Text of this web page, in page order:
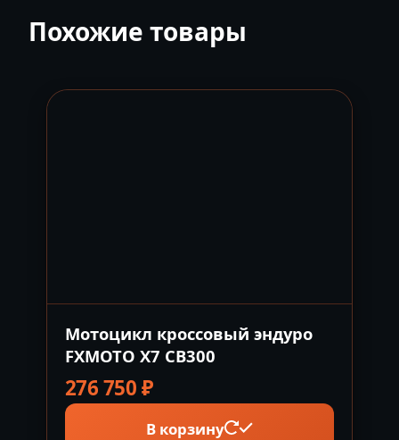
Похожие товары
Мотоцикл кроссовый эндуро
FXMOTO X7 CB300
276 750₽
В корзину